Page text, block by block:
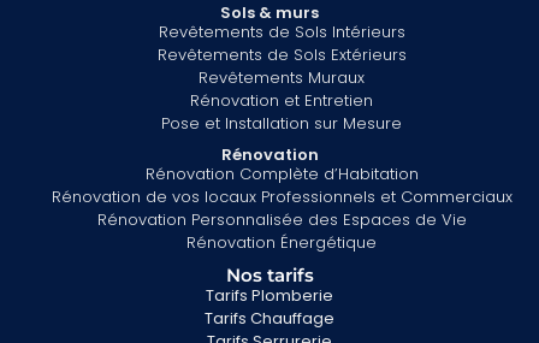
Sols & murs
Revêtements de Sols Intérieurs
Revêtements de Sols Extérieurs
Revêtements Muraux
Rénovation et Entretien
Pose et Installation sur Mesure
Rénovation
Rénovation Complète d’Habitation
Rénovation de vos locaux Professionnels et Commerciaux
Rénovation Personnalisée des Espaces de Vie
Rénovation Énergétique
Nos tarifs
Tarifs Plomberie
Tarifs Chauffage